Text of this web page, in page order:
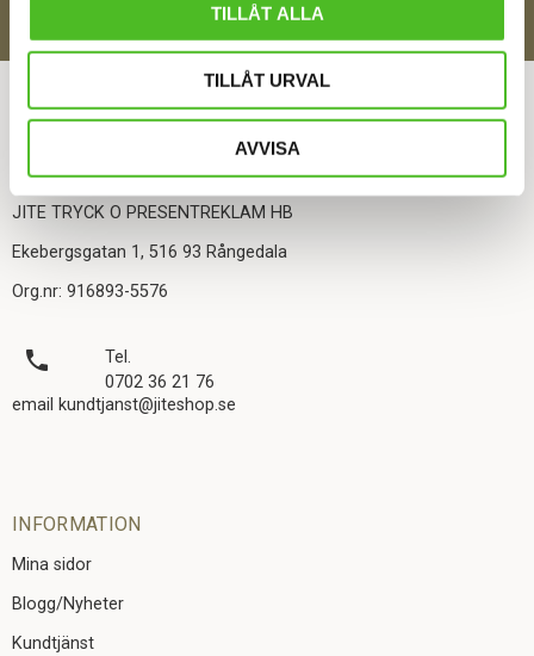
TILLÅT ALLA
TILLÅT URVAL
AVVISA
ÅNGRA DITT KÖP
KONTAKTA OSS
JITE TRYCK O PRESENTREKLAM HB
Ekebergsgatan 1, 516 93 Rångedala
Org.nr: 916893-5576
local_phone
Tel.
0702 36 21 76
email kundtjanst@jiteshop.se
INFORMATION
Mina sidor
Blogg/Nyheter
Kundtjänst